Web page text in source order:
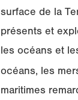
surface de la
présents et
les océans et
océans, les
maritimes